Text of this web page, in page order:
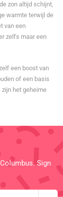
zon altijd schijnt,
warmte terwijl de
van een
zelfs maar een
een boost van
of een basis
het geheime
Sign